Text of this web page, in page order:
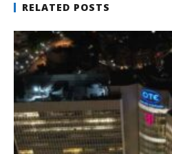
RELATED POSTS